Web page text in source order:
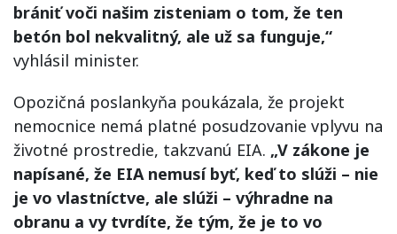
brániť voči našim zisteniam o tom, že ten
betón bol nekvalitný, ale už sa funguje,“
vyhlásil minister.
Opozičná poslankyňa poukázala, že projekt
nemocnice nemá platné posudzovanie vplyvu na
životné prostredie, takzvanú EIA. „V zákone je
napísané, že EIA nemusí byť, keď to slúži – nie
je vo vlastníctve, ale slúži – výhradne na
obranu a vy tvrdíte, že tým, že je to vo